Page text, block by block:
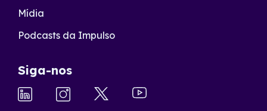
Mídia
Podcasts da Impulso
Siga-nos